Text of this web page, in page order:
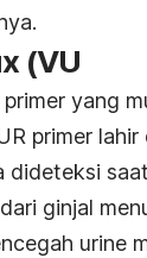
(VU
yang
primer
dideteksi
ginjal
urine